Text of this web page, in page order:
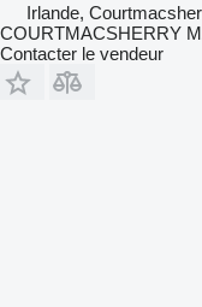
Irlande,
COURTMACSHERRY
Contacter le vendeur